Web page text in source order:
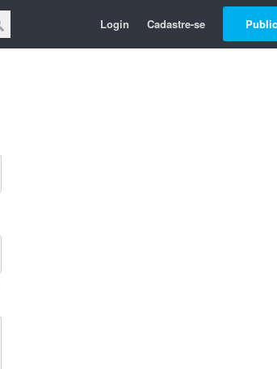
Login Cadastre-se